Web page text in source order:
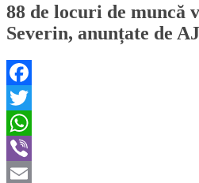
88 de locuri de muncă
Severin, anunțate de
Facebook
Twitter
WhatsApp
Viber